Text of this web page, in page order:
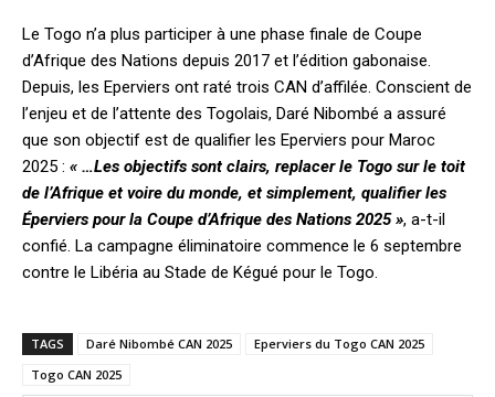
Le Togo n’a plus participer à une phase finale de Coupe
d’Afrique des Nations depuis 2017 et l’édition gabonaise.
Depuis, les Eperviers ont raté trois CAN d’affilée. Conscient de
l’enjeu et de l’attente des Togolais, Daré Nibombé a assuré
que son objectif est de qualifier les Eperviers pour Maroc
2025 : « …Les objectifs sont clairs, replacer le Togo sur le toit
de l’Afrique et voire du monde, et simplement, qualifier les
Éperviers pour la Coupe d’Afrique des Nations 2025 », a-t-il
confié. La campagne éliminatoire commence le 6 septembre
contre le Libéria au Stade de Kégué pour le Togo.
TAGS Daré Nibombé CAN 2025
Eperviers du Togo CAN 2025
Togo CAN 2025